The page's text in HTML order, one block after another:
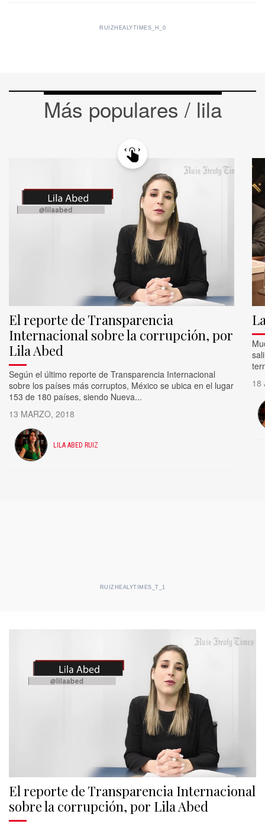
RUIZHEALYTIMES_H_0
Más populares / lila
El reporte de Transparencia
Internacional sobre la corrupción, por
Lila Abed
Según el último reporte de Transparencia Internacional
sobre los países más corruptos, México se ubica en el lugar
153 de 180 países, siendo Nueva...
13 MARZO, 2018
LILA ABED RUIZ
18
RUIZHEALYTIMES_T_1
El reporte de Transparencia Internacional
sobre la corrupción, por Lila Abed